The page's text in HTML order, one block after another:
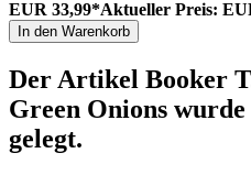
EUR 33,99*Aktueller Preis:
In den Warenkorb
Der Artikel Booker
Green Onions
gelegt.